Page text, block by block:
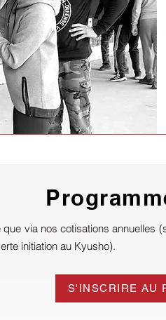
via nos cotisations
initiation au Kyusho).
S'INSCRIRE AU